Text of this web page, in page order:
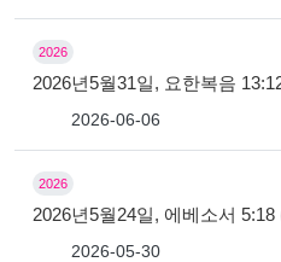
2026
2026년5월31일, 요한복음
2026-06-06
2026
2026년5월24일, 에베소서
2026-05-30